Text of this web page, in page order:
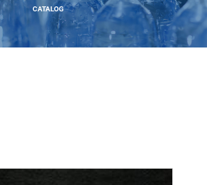
CATALOG